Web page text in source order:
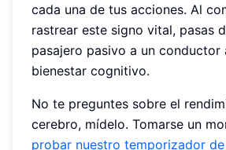
cada una de tus acciones. Al
rastrear este signo vital, pasas
pasajero pasivo a un conductor
bienestar cognitivo.
No te preguntes sobre el
cerebro, mídelo. Tomarse un
probar nuestro temporizador